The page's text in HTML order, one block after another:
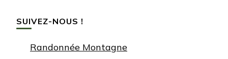
SUIVEZ-NOUS !
Randonnée Montagne